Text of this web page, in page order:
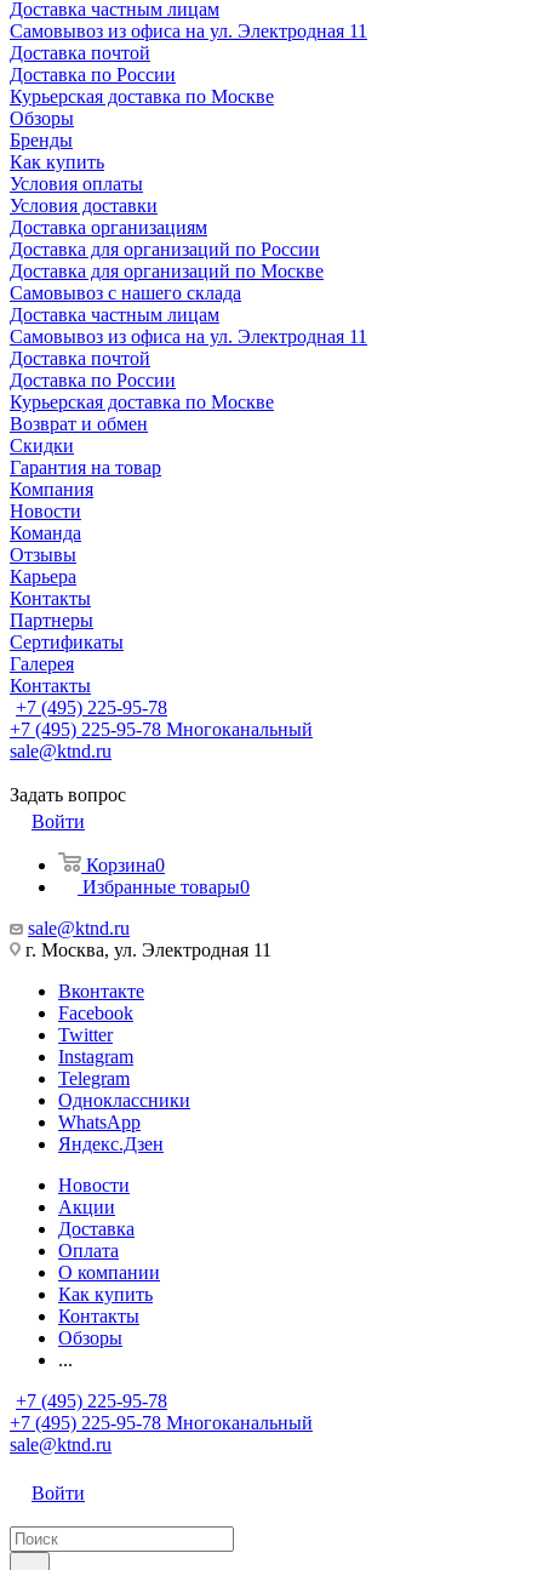
Доставка частным лицам
Самовывоз из офиса на ул. Электродная 11
Доставка почтой
Доставка по России
Курьерская доставка по Москве
Обзоры
Бренды
Как купить
Условия оплаты
Условия доставки
Доставка организациям
Доставка для организаций по России
Доставка для организаций по Москве
Самовывоз с нашего склада
Доставка частным лицам
Самовывоз из офиса на ул. Электродная 11
Доставка почтой
Доставка по России
Курьерская доставка по Москве
Возврат и обмен
Скидки
Гарантия на товар
Компания
Новости
Команда
Отзывы
Карьера
Контакты
Партнеры
Сертификаты
Галерея
Контакты
+7 (495) 225-95-78
+7 (495) 225-95-78 Многоканальный
sale@ktnd.ru
Задать вопрос
Войти
Корзина0
Избранные товары0
sale@ktnd.ru
г. Москва, ул. Электродная 11
Вконтакте
Facebook
Twitter
Instagram
Telegram
Одноклассники
WhatsApp
Яндекс.Дзен
Новости
Акции
Доставка
Оплата
О компании
Как купить
Контакты
Обзоры
...
+7 (495) 225-95-78
+7 (495) 225-95-78 Многоканальный
sale@ktnd.ru
Войти